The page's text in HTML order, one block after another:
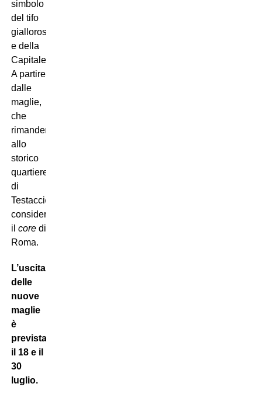
simbolo
del tifo
giallorosso
e della
Capitale.
A partire
dalle
maglie,
che
rimanderanno
allo
storico
quartiere
di
Testaccio,
considerato
il coredi
Roma.
L’uscita
delle
nuove
maglie
è
prevista
il 18 e il
30
luglio.